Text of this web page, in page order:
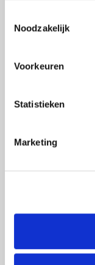
Noodzakelijk
Voorkeuren
Statistieken
Marketing